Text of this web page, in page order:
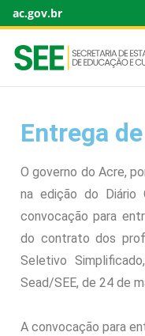
ac.gov.br
Entrega
O governo do Acre,
na edição do Diário
convocação para
do contrato dos
Seletivo
Sead/SEE, de 24 de
A convocação para